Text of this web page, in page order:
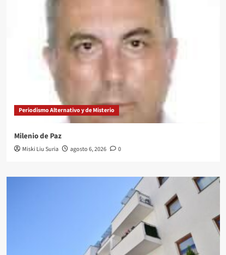
Periodismo Alternativo y de Misterio
Milenio de Paz
Miski Liu Suria agosto 6, 2026 0